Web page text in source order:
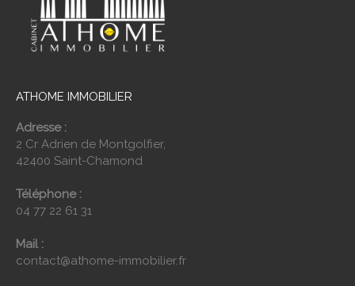
ATHOME IMMOBILIER
Adresse :
2 Cr Adrien de Montgolfier,
42400 Saint-Chamond
Téléphone :
04 77 22 61 31
Mail :
contact@athome-immobilier.fr